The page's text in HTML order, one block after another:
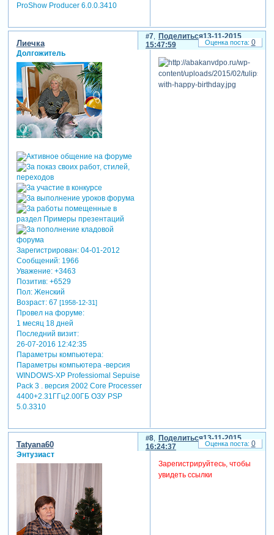
ProShow Producer 6.0.0.3410
Поделиться
7
13-11-2015
15:47:59
Лиечка
Долгожитель
Зарегистрирован: 04-01-2012
Сообщений:1966
Уважение: +3463
Позитив: +6529
Пол:Женский
Возраст:67 [1958-12-31]
Провел на форуме:
1 месяц 18 дней
Последний визит:
26-07-2016 12:42:35
Параметры компьютера:
Параметры компьютера -версия
WINDOWS-XP Professiomal Sepuise
Pack 3 . версия 2002 Core Processer
4400+2.31ГГц2.00ГБ ОЗУ PSP
5.0.3310
0
Поделиться
8
13-11-2015
16:24:37
Tatyana60
Энтузиаст
Зарегистрируйтесь, чтобы
увидеть ссылки
0